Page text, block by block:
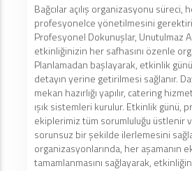
Bağcılar açılış organizasyonu süreci,
profesyonelce yönetilmesini
Profesyonel Dokunuşlar, Unutulmaz
etkinliğinizin her safhasını özenle
Planlamadan başlayarak, etkinlik
detayın yerine getirilmesi sağlanır.
mekan hazırlığı yapılır, catering
ışık sistemleri kurulur. Etkinlik günü,
ekiplerimiz tüm sorumluluğu üstlenir
sorunsuz bir şekilde ilerlemesini
organizasyonlarında, her aşamanın
tamamlanmasını sağlayarak,